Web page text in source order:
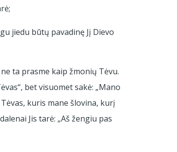
jiedu būtų pavadinę Jį Dievo
ta prasme kaip žmonių Tėvu.
bet visuomet sakė: „Mano
kuris mane šlovina, kurį
Jis tarė: „Aš žengiu pas